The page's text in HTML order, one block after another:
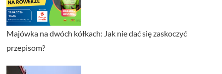
Majówka na dwóch kółkach: Jak nie dać się zaskoczyć
przepisom?